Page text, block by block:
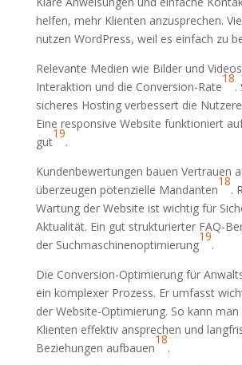
helfen, mehr Klienten anzusprechen.
nutzen WordPress, weil es einfach zu
Relevante Medien wie Bilder und
Interaktion und die Conversion-Rate
18
.
sicheres Hosting verbessert die
Eine responsive Website funktioniert
gut
19
.
Kundenbewertungen bauen Vertrauen
überzeugen potenzielle Mandanten
18
.
Wartung der Website ist wichtig für
Aktualität. Ein gut strukturierter FAQ-
der Suchmaschinenoptimierung
19
.
Die Conversion-Optimierung für
ein komplexer Prozess. Er umfasst
der Website-Optimierung. So kann
Klienten effektiv ansprechen und
Beziehungen aufbauen
18
.